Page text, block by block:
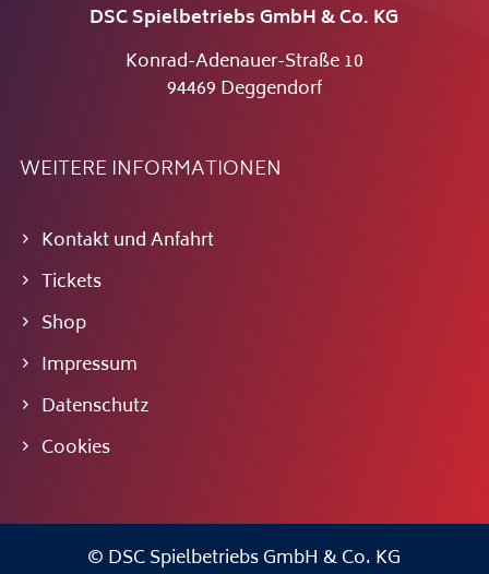
DSC Spielbetriebs GmbH & Co. KG
Konrad-Adenauer-Straße 10
94469 Deggendorf
WEITERE INFORMATIONEN
Kontakt und Anfahrt
Tickets
Shop
Impressum
Datenschutz
Cookies
© DSC Spielbetriebs GmbH & Co. KG